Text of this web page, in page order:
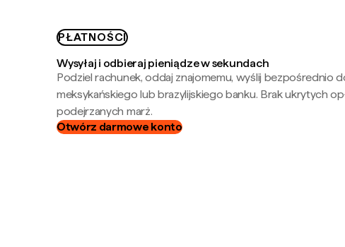
PŁATNOŚCI
Wysyłaj i odbieraj pieniądze w sekundach
Podziel rachunek, oddaj znajomemu, wyślij bezpośrednio
meksykańskiego lub brazylijskiego banku. Brak ukrytych
podejrzanych marż.
Otwórz darmowe konto